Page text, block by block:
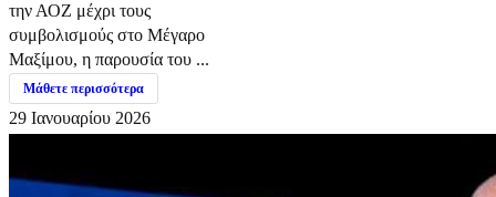
την ΑΟΖ μέχρι τους
συμβολισμούς στο Μέγαρο
Μαξίμου, η παρουσία του ...
Μάθετε περισσότερα
29 Ιανουαρίου 2026